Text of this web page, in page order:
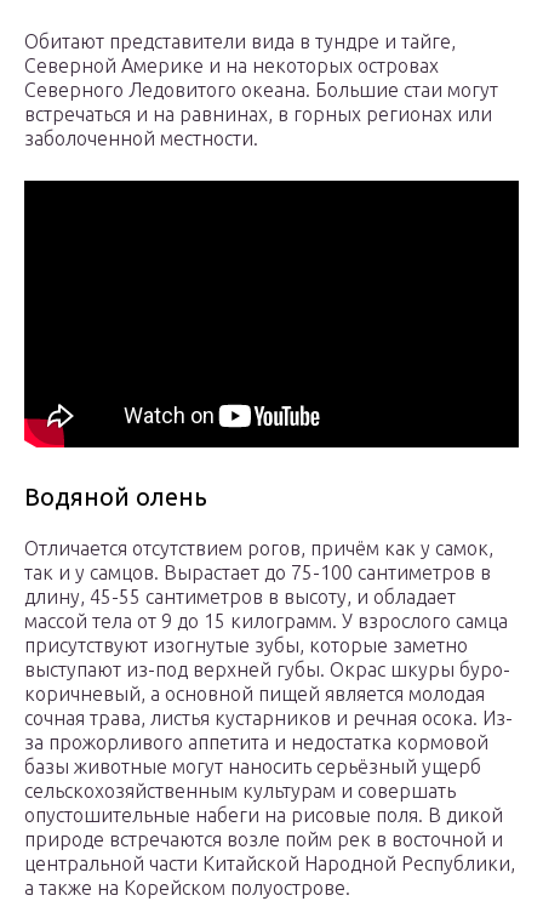
Обитают представители вида в тундре и тайге,
Северной Америке и на некоторых островах
Северного Ледовитого океана. Большие стаи могут
встречаться и на равнинах, в горных регионах или
заболоченной местности.
Водяной олень
Отличается отсутствием рогов, причём как у самок,
так и у самцов. Вырастает до 75-100 сантиметров в
длину, 45-55 сантиметров в высоту, и обладает
массой тела от 9 до 15 килограмм. У взрослого самца
присутствуют изогнутые зубы, которые заметно
выступают из-под верхней губы. Окрас шкуры буро-
коричневый, а основной пищей является молодая
сочная трава, листья кустарников и речная осока. Из-
за прожорливого аппетита и недостатка кормовой
базы животные могут наносить серьёзный ущерб
сельскохозяйственным культурам и совершать
опустошительные набеги на рисовые поля. В дикой
природе встречаются возле пойм рек в восточной и
центральной части Китайской Народной Республики,
а также на Корейском полуострове.